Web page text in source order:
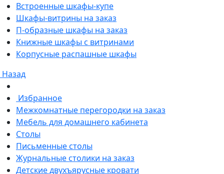
Встроенные шкафы-купе
Шкафы-витрины на заказ
П-образные шкафы на заказ
Книжные шкафы с витринами
Корпусные распашные шкафы
Назад
Избранное
Межкомнатные перегородки на заказ
Мебель для домашнего кабинета
Столы
Письменные столы
Журнальные столики на заказ
Детские двухъярусные кровати